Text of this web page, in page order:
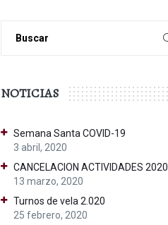
NOTICIAS
Semana Santa COVID-19
3 abril, 2020
CANCELACION ACTIVIDADES 2020
13 marzo, 2020
Turnos de vela 2.020
25 febrero, 2020